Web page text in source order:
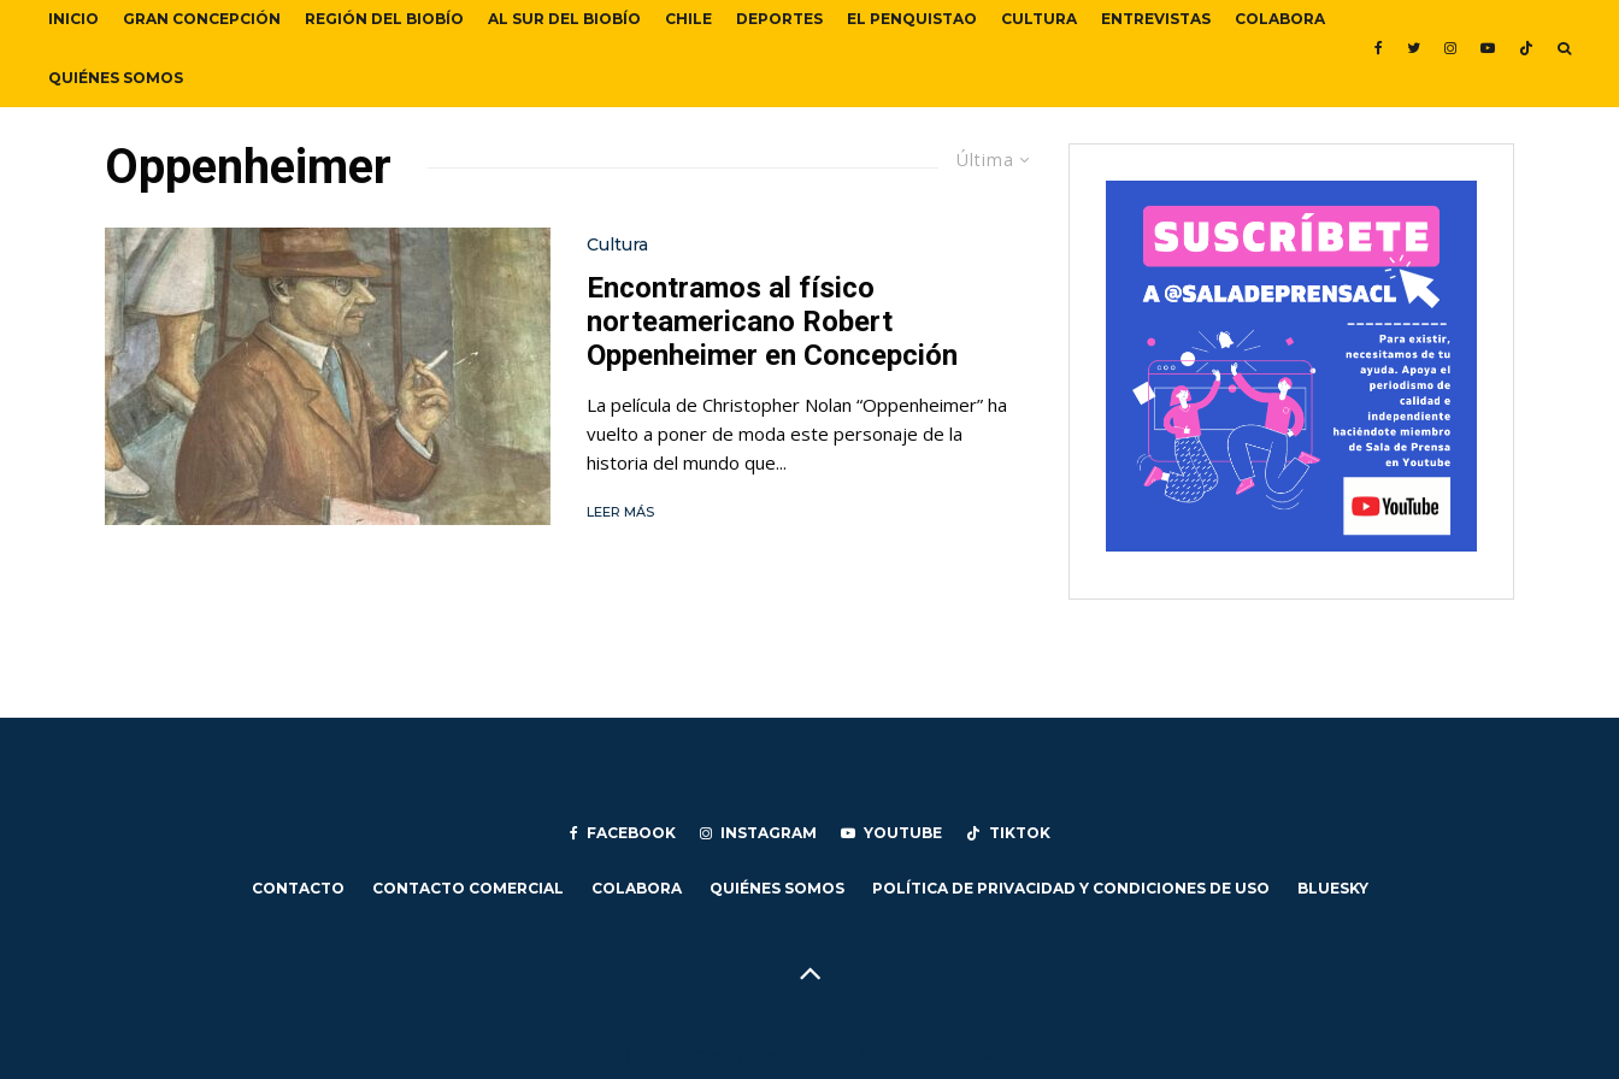
INICIO GRAN CONCEPCIÓN REGIÓN DEL BIOBÍO AL SUR DEL BIOBÍO CHILE DEPORTES EL PENQUISTAO CULTURA ENTREVISTAS COLABORA
QUIÉNES SOMOS
Última
Oppenheimer
Cultura
Encontramos al físico
norteamericano Robert
Oppenheimer en Concepción
La película de Christopher Nolan “Oppenheimer” ha
vuelto a poner de moda este personaje de la
historia del mundo que...
LEER MÁS
FACEBOOK INSTAGRAM YOUTUBE TIKTOK
CONTACTO CONTACTO COMERCIAL COLABORA QUIÉNES SOMOS POLÍTICA DE PRIVACIDAD Y CONDICIONES DE USO BLUESKY